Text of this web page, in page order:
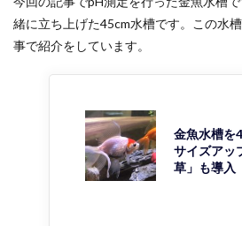
緒に立ち上げた45cm水槽です。この水
事で紹介をしています。
金魚水槽を
サイズアッ
草」も導入